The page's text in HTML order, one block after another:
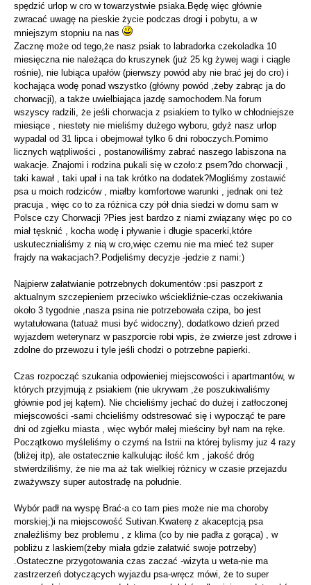
spędzić urlop w cro w towarzystwie psiaka.Będę więc głównie
zwracać uwagę na pieskie życie podczas drogi i pobytu, a w
mniejszym stopniu na nas
Zacznę może od tego,że nasz psiak to labradorka czekoladka 10
miesięczna nie należąca do kruszynek (już 25 kg żywej wagi i ciągle
rośnie), nie lubiąca upałów (pierwszy powód aby nie brać jej do cro) i
kochająca wodę ponad wszystko (główny powód ,żeby zabrąc ja do
chorwacji), a także uwielbiająca jazdę samochodem.Na forum
wszyscy radzili, że jeśli chorwacja z psiakiem to tylko w chłodniejsze
miesiące , niestety nie mieliśmy dużego wyboru, gdyż nasz urlop
wypadal od 31 lipca i obejmował tylko 6 dni roboczych.Pomimo
licznych wątpliwości , postanowiliśmy zabrać naszego labiszona na
wakacje. Znajomi i rodzina pukali się w czoło:z psem?do chorwacji ,
taki kawał , taki upał i na tak krótko na dodatek?Mogliśmy zostawić
psa u moich rodziców , miałby komfortowe warunki , jednak oni też
pracuja , więc co to za różnica czy pół dnia siedzi w domu sam w
Polsce czy Chorwacji ?Pies jest bardzo z niami związany więc po co
miał tęsknić , kocha wodę i pływanie i długie spacerki,które
uskutecznialiśmy z nią w cro,więc czemu nie ma mieć też super
frajdy na wakacjach?.Podjeliśmy decyzje -jedzie z nami:)
Najpierw załatwianie potrzebnych dokumentów :psi paszport z
aktualnym szczepieniem przeciwko wściekliźnie-czas oczekiwania
około 3 tygodnie ,nasza psina nie potrzebowała czipa, bo jest
wytatułowana (tatuaż musi być widoczny), dodatkowo dzień przed
wyjazdem weterynarz w paszporcie robi wpis, że zwierze jest zdrowe i
zdolne do przewozu i tyle jeśli chodzi o potrzebne papierki.
Czas rozpocząć szukania odpowieniej miejscowości i apartmantów, w
których przyjmują z psiakiem (nie ukrywam ,że poszukiwaliśmy
głównie pod jej kątem). Nie chcieliśmy jechać do dużej i zatłoczonej
miejscowości -sami chcieliśmy odstresować się i wypocząć te pare
dni od zgiełku miasta , więc wybór małej mieściny był nam na ręke.
Początkowo myśleliśmy o czymś na Istrii na której bylismy juz 4 razy
(bliżej itp), ale ostatecznie kalkulując ilość km , jakość dróg
stwierdziliśmy, że nie ma aż tak wielkiej różnicy w czasie przejazdu
zważywszy super autostradę na południe.
Wybór padł na wyspę Brać-a co tam pies może nie ma choroby
morskiej;)i na miejscowość Sutivan.Kwaterę z akaceptcją psa
znaleźliśmy bez problemu , z klima (co by nie padła z gorąca) , w
pobliżu z laskiem(żeby miała gdzie załatwić swoje potrzeby)
.Ostateczne przygotowania czas zaczać -wizyta u weta-nie ma
zastrzerzeń dotyczących wyjazdu psa-wręcz mówi, że to super